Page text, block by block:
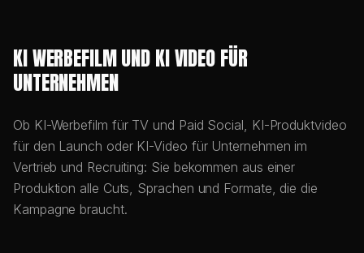
KI WERBEFILM UND KI VIDEO FÜR
UNTERNEHMEN
Ob KI-Werbefilm für TV und Paid Social, KI-Produktvideo
für den Launch oder KI-Video für Unternehmen im
Vertrieb und Recruiting: Sie bekommen aus einer
Produktion alle Cuts, Sprachen und Formate, die die
Kampagne braucht.